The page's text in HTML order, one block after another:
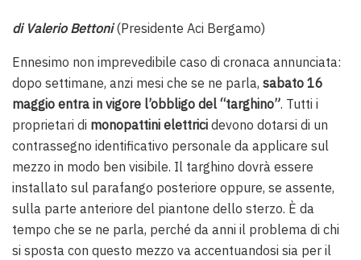
di Valerio Bettoni(Presidente Aci Bergamo)
Ennesimo non imprevedibile caso di cronaca annunciata:
dopo settimane, anzi mesi che se ne parla, sabato 16
maggio entra in vigore l’obbligo del “targhino”. Tutti i
proprietari di monopattini elettrici devono dotarsi di un
contrassegno identificativo personale da applicare sul
mezzo in modo ben visibile. Il targhino dovrà essere
installato sul parafango posteriore oppure, se assente,
sulla parte anteriore del piantone dello sterzo. È da
tempo che se ne parla, perché da anni il problema di chi
si sposta con questo mezzo va accentuandosi sia per il